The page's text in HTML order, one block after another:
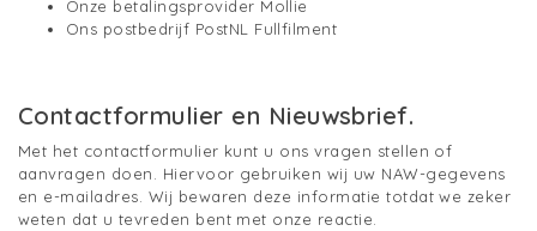
Onze betalingsprovider Mollie
Ons postbedrijf PostNL Fullfilment
Contactformulier en Nieuwsbrief.
Met het contactformulier kunt u ons vragen stellen of
aanvragen doen. Hiervoor gebruiken wij uw NAW-gegevens
en e-mailadres. Wij bewaren deze informatie totdat we zeker
weten dat u tevreden bent met onze reactie.